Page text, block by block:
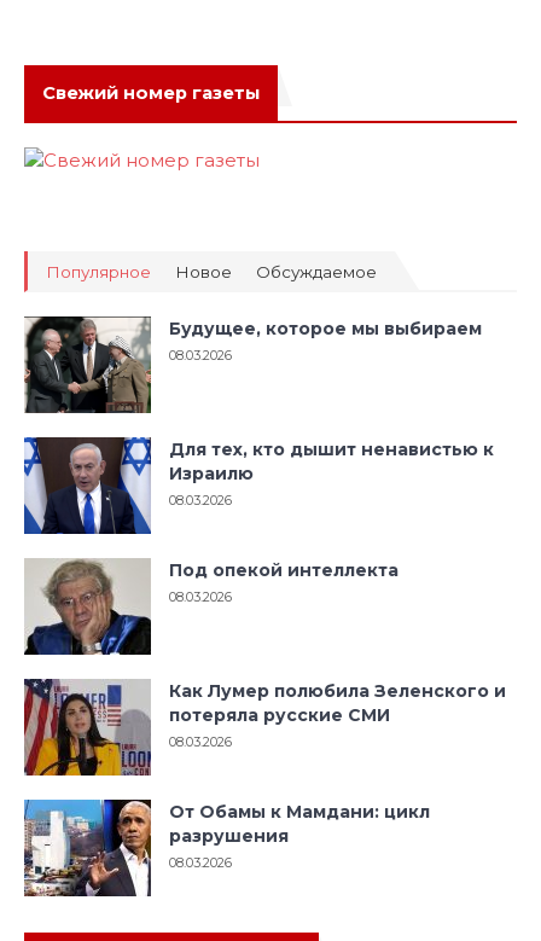
Свежий номер газеты
Популярное Новое Обсуждаемое
Будущее, которое мы выбираем
08.03.2026
Для тех, кто дышит ненавистью к
Израилю
08.03.2026
Под опекой интеллекта
08.03.2026
Как Лумер полюбила Зеленского и
потеряла русские СМИ
08.03.2026
От Обамы к Мамдани: цикл
разрушения
08.03.2026